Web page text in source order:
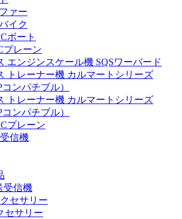
ァー
イク
ボート
プレーン
エンジンスケール機 SQSワーバード
トレーナー機 カルマートシリーズ
コンパチブル）
トレーナー機 カルマートシリーズ
コンパチブル）
プレーン
信機
受信機
セサリー
セサリー